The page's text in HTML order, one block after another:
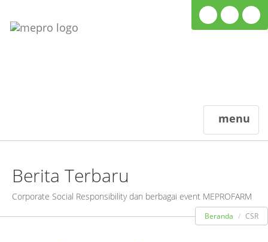
menu
Berita Terbaru
Corporate Social Responsibility dan berbagai event MEPROFARM
Beranda CSR